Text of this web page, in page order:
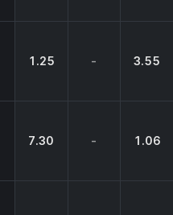
1.25 - 3.55
7.30 - 1.06